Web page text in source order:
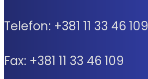
Telefon: +381 11 33 46 109
Fax: +381 11 33 46 109